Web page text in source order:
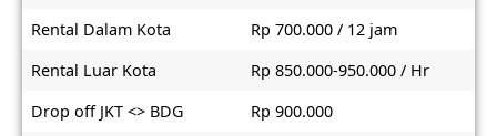
Rental Dalam Kota
Rp 700.000 / 12 jam
Rental Luar Kota
Rp 850.000-950.000 / Hr
Drop off JKT <> BDG
Rp 900.000